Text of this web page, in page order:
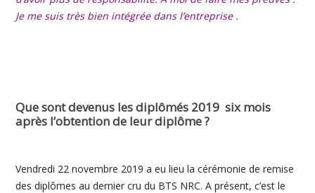
Je me suis très bien intégrée dans l’entreprise .
Que sont devenus les diplômés 2019 six mois
après l’obtention de leur diplôme ?
Vendredi 22 novembre 2019 a eu lieu la cérémonie de remise
des diplômes au dernier cru du BTS NRC. A présent, c’est le